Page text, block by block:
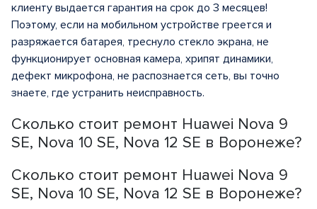
Сколько стоит ремонт Huawei Nova 9
SE, Nova 10 SE, Nova 12 SE в Воронеже?
Сколько стоит ремонт Huawei Nova 9
SE, Nova 10 SE, Nova 12 SE в Воронеже?
клиенту выдается гарантия на срок до 3 месяцев!
Поэтому, если на мобильном устройстве греется и
разряжается батарея, треснуло стекло экрана, не
функционирует основная камера, хрипят динамики,
дефект микрофона, не распознается сеть, вы точно
знаете, где устранить неисправность.